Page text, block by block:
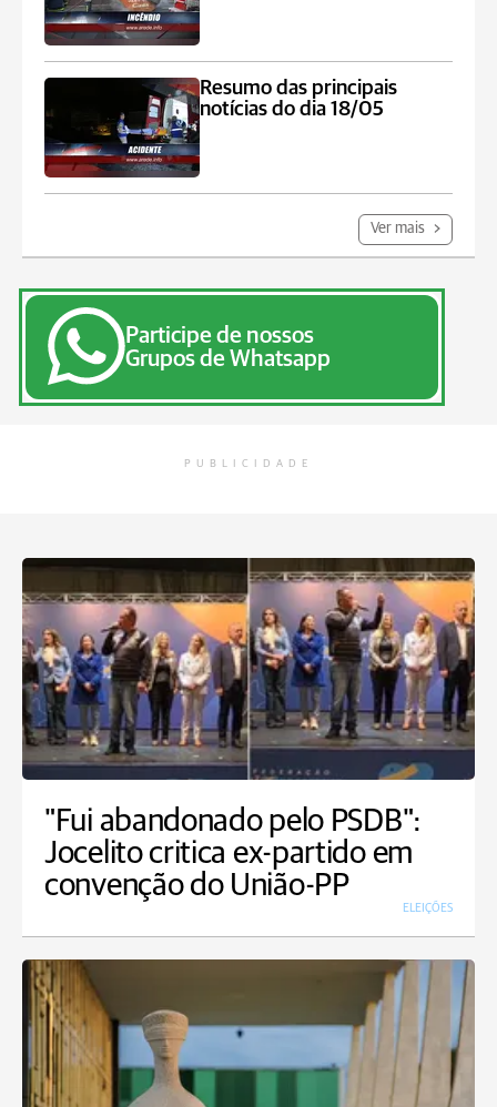
Resumo das principais
notícias do dia 18/05
Ver mais
Participe de nossos
Grupos de Whatsapp
PUBLICIDADE
"Fui abandonado pelo PSDB":
Jocelito critica ex-partido em
convenção do União-PP
ELEIÇÕES